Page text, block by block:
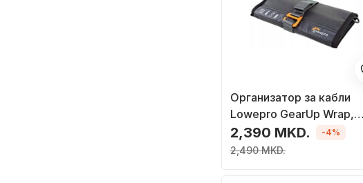
Организатор за кабли
Lowepro GearUp Wrap,
преклопен, темно сив
2,390 MKD.
2,490 MKD.
-4%